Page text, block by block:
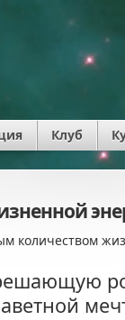
Клуб
количеством